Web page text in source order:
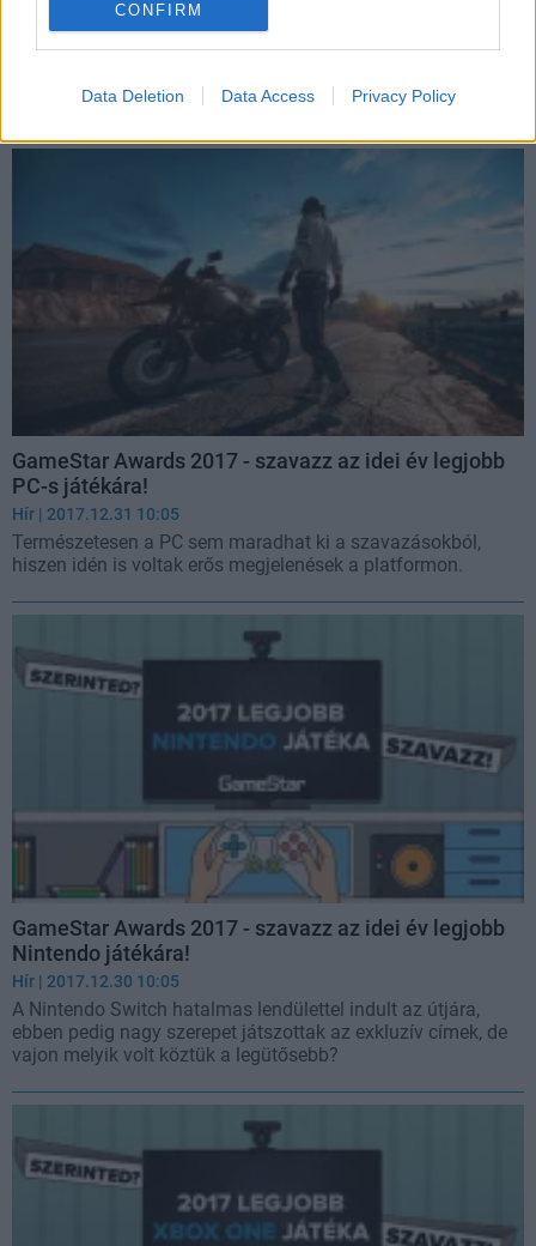
CONFIRM
Data Deletion Data Access Privacy Policy
| 2018.01.02 11:17
Botrányoktól egyáltalán nem mentesen zajlott a tavalyi év,
legkellemetlenebb? Most ti mondhatjátok meg.
GameStar Awards 2017 - szavazz az idei év legjobb
PC-s játékára!
Hír | 2017.12.31 10:05
Természetesen a PC sem maradhat ki a szavazásokból,
hiszen idén is voltak erős megjelenések a platformon.
GameStar Awards 2017 - szavazz az idei év legjobb
Nintendo játékára!
Hír | 2017.12.30 10:05
A Nintendo Switch hatalmas lendülettel indult az útjára,
ebben pedig nagy szerepet játszottak az exkluzív címek, de
vajon melyik volt köztük a legütősebb?